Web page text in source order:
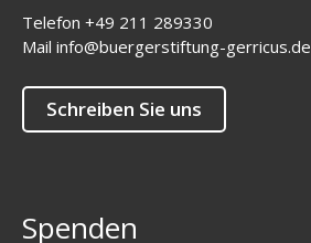
Telefon +49 211 289330
Mail info@buergerstiftung-gerricus.de
Schreiben Sie uns
Spenden